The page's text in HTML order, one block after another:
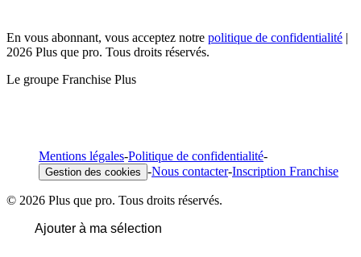
En vous abonnant, vous acceptez notre politique de confidentialité |
2026 Plus que pro. Tous droits réservés.
Le groupe Franchise Plus
Mentions légales-Politique de confidentialité-
Gestion des cookies -Nous contacter-Inscription Franchise
© 2026 Plus que pro. Tous droits réservés.
Ajouter à ma sélection